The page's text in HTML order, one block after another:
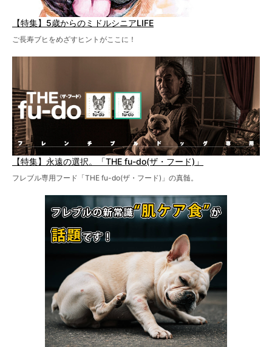
【特集】5歳からのミドルシニアLIFE
ご長寿ブヒをめざすヒントがここに！
【特集】永遠の選択。「THE fu-do(ザ・フード)」
フレブル専用フード「THE fu-do(ザ・フード)」の真髄。